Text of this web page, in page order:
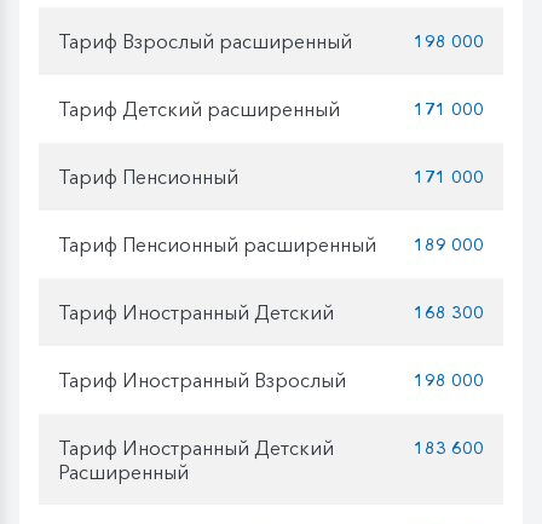
Тариф Взрослый расширенный 198 000
Тариф Детский расширенный 171 000
Тариф Пенсионный 171 000
Тариф Пенсионный расширенный 189 000
Тариф Иностранный Детский 168 300
Тариф Иностранный Взрослый 198 000
Тариф Иностранный Детский
Расширенный
183 600